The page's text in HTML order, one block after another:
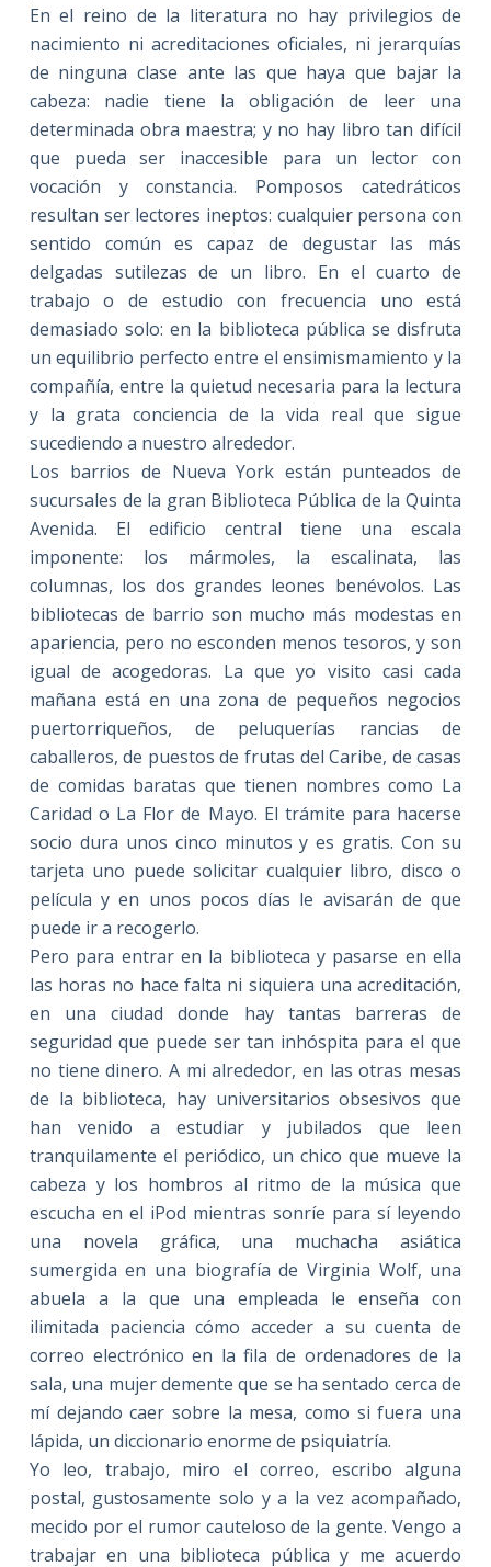
En el reino de la literatura no hay privilegios de
nacimiento ni acreditaciones oficiales, ni jerarquías
de ninguna clase ante las que haya que bajar la
cabeza: nadie tiene la obligación de leer una
determinada obra maestra; y no hay libro tan difícil
que pueda ser inaccesible para un lector con
vocación y constancia. Pomposos catedráticos
resultan ser lectores ineptos: cualquier persona con
sentido común es capaz de degustar las más
delgadas sutilezas de un libro. En el cuarto de
trabajo o de estudio con frecuencia uno está
demasiado solo: en la biblioteca pública se disfruta
un equilibrio perfecto entre el ensimismamiento y la
compañía, entre la quietud necesaria para la lectura
y la grata conciencia de la vida real que sigue
sucediendo a nuestro alrededor.
Los barrios de Nueva York están punteados de
sucursales de la gran Biblioteca Pública de la Quinta
Avenida. El edificio central tiene una escala
imponente: los mármoles, la escalinata, las
columnas, los dos grandes leones benévolos. Las
bibliotecas de barrio son mucho más modestas en
apariencia, pero no esconden menos tesoros, y son
igual de acogedoras. La que yo visito casi cada
mañana está en una zona de pequeños negocios
puertorriqueños, de peluquerías rancias de
caballeros, de puestos de frutas del Caribe, de casas
de comidas baratas que tienen nombres como La
Caridad o La Flor de Mayo. El trámite para hacerse
socio dura unos cinco minutos y es gratis. Con su
tarjeta uno puede solicitar cualquier libro, disco o
película y en unos pocos días le avisarán de que
puede ir a recogerlo.
Pero para entrar en la biblioteca y pasarse en ella
las horas no hace falta ni siquiera una acreditación,
en una ciudad donde hay tantas barreras de
seguridad que puede ser tan inhóspita para el que
no tiene dinero. A mi alrededor, en las otras mesas
de la biblioteca, hay universitarios obsesivos que
han venido a estudiar y jubilados que leen
tranquilamente el periódico, un chico que mueve la
cabeza y los hombros al ritmo de la música que
escucha en el iPod mientras sonríe para sí leyendo
una novela gráfica, una muchacha asiática
sumergida en una biografía de Virginia Wolf, una
abuela a la que una empleada le enseña con
ilimitada paciencia cómo acceder a su cuenta de
correo electrónico en la fila de ordenadores de la
sala, una mujer demente que se ha sentado cerca de
mí dejando caer sobre la mesa, como si fuera una
lápida, un diccionario enorme de psiquiatría.
Yo leo, trabajo, miro el correo, escribo alguna
postal, gustosamente solo y a la vez acompañado,
mecido por el rumor cauteloso de la gente. Vengo a
trabajar en una biblioteca pública y me acuerdo